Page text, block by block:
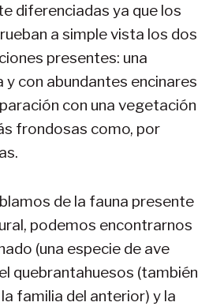
diferenciadas ya que los
a simple vista los dos
presentes: una
con abundantes encinares
con una vegetación
frondosas como, por
de la fauna presente
podemos encontrarnos
(una especie de ave
quebrantahuesos (también
familia del anterior) y la